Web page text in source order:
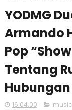
YODMG
Armando
Pop
Tentang
Hubungan
16.04.00